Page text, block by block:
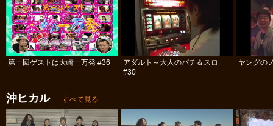
第一回ゲストは大崎一万発 #36
アダルト～大人のパチ＆スロ
#30
ヤングの
沖ヒカル すべて見る